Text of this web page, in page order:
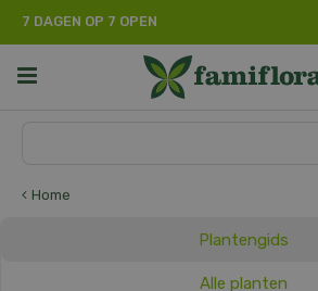
Home
7 DAGEN OP 7 OPEN
Plantengids
Alle planten